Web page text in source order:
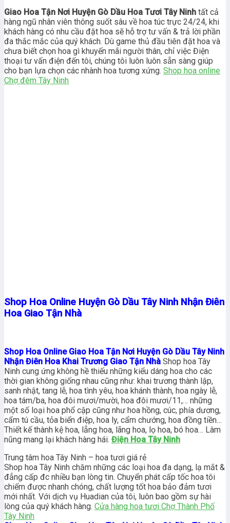
Giao Hoa Tận Nơi Huyện Gò Dầu Hoa Tươi Tây Ninh tất cả
hàng ngũ nhân viên thông suốt sâu về hoa túc trực 24/24, khi
khách hàng có nhu cầu đặt hoa sẽ hỗ trợ tư vấn & trả lời phần
đa thắc mắc của quý khách. Dù game thủ đầu tiên đặt hoa và
chưa biết chọn hoa gì khuyến mãi người thân, chỉ việc Điện
thoại tư vấn điện đến tôi, chúng tôi luôn luôn sẵn sàng giúp
cho bạn lựa chọn các nhành hoa tương xứng. Shop hoa online
Chợ đêm Tây Ninh
Shop Hoa Online Huyện Gò Dầu Tây Ninh Nhận Điên
Hoa Giao Tận Nhà
Shop Hoa Online Giao Hoa Tận Nơi Huyện Gò Dầu Tây Ninh
Nhận Điên Hoa Khai Trương Giao Tận Nhà Shop hoa Tây
Ninh cung ứng không hề thiếu những kiểu dáng hoa cho các
thời gian không giống nhau cũng như: khai trương thành lập,
sanh nhật, tang lễ, hoa tình yêu, hoa khánh thành, hoa ngày lễ,
hoa tám/ba, hoa đôi mươi/mười, hoa đôi mươi/11,… những
một số loại hoa phổ cập cũng như hoa hồng, cúc, phía dương,
cẩm tú cầu, tỏa biển điệp, hoa ly, cẩm chướng, hoa đồng tiền…
Thiết kế thành kệ hoa, lẵng hoa, lãng hoa, lọ hoa, bó hoa… Làm
nũng mang lại khách hàng hái. Điện Hoa Tây Ninh
Trung tâm hoa Tây Ninh – hoa tươi giá rẻ
Shop hoa Tây Ninh chăm những các loại hoa đa dạng, lạ mắt &
đẳng cấp đc nhiều bạn lòng tin. Chuyển phát cấp tốc hoa tôi
chiếm được nhanh chóng, chất lượng tốt hoa bảo đảm tươi
mới nhất. Với dịch vụ Huadian của tôi, luôn bao gồm sự hài
lòng của quý khách hàng. Cửa hàng hoa tươi Chợ Thành Phố
Tây Ninh